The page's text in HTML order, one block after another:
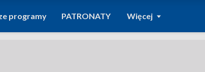
programy PATRONATY Więcej